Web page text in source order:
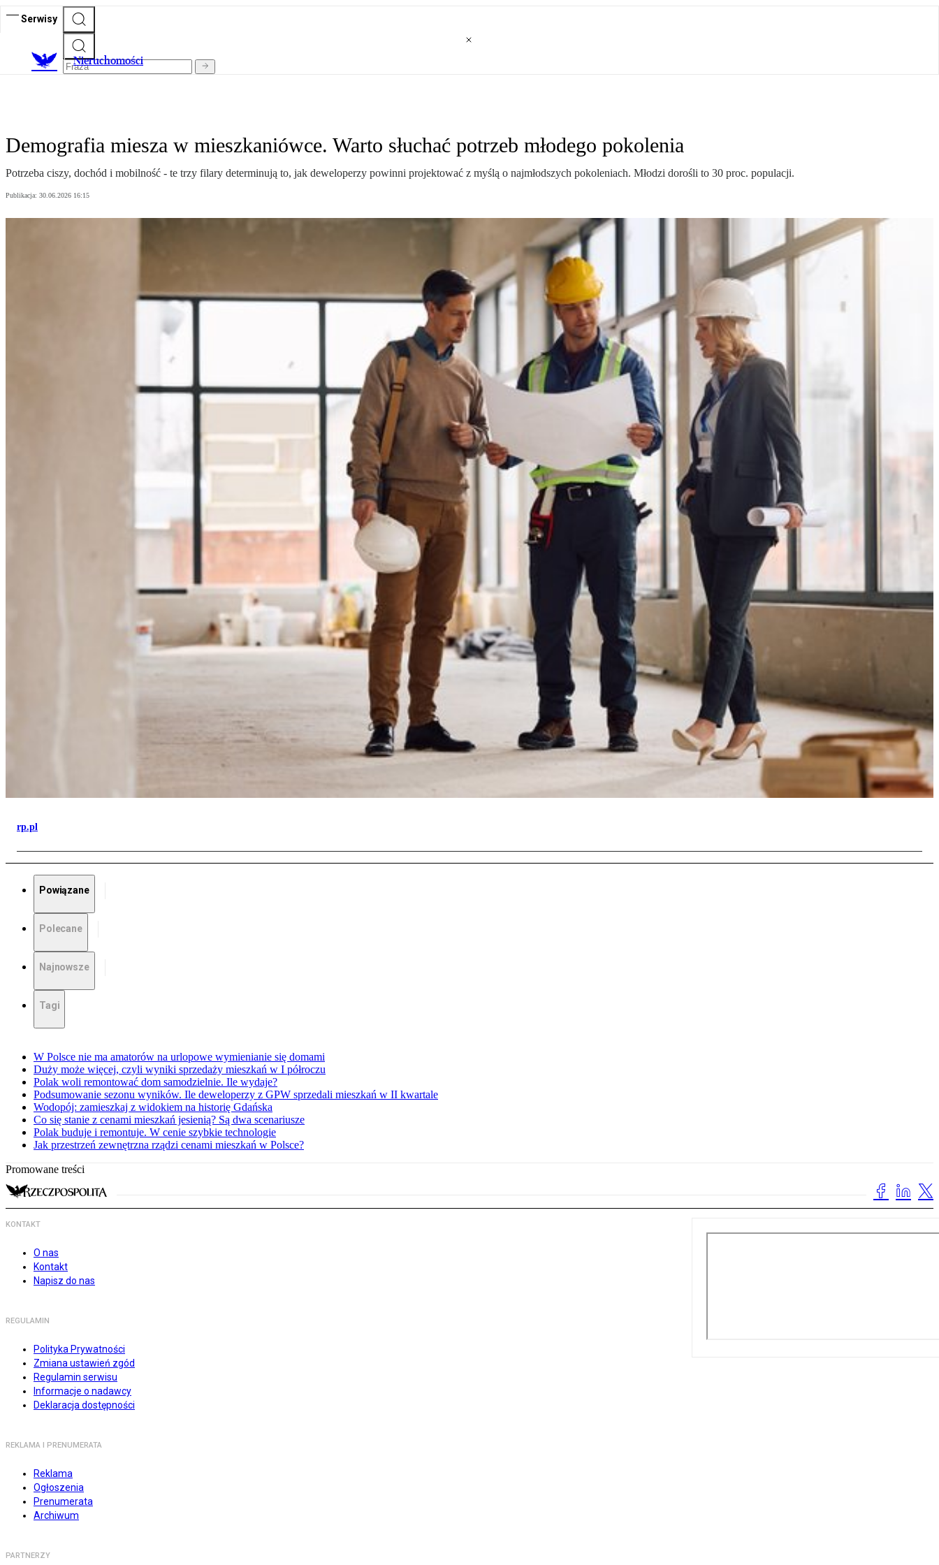
Serwisy
Nieruchomości
Demografia miesza w mieszkaniówce. Warto słuchać potrzeb młodego pokolenia
Potrzeba ciszy, dochód i mobilność - te trzy filary determinują to, jak deweloperzy powinni projektować z myślą o najmłodszych pokoleniach. Młodzi dorośli to 30 proc. populacji.
Publikacja: 30.06.2026 16:15
rp.pl
Powiązane
Polecane
Najnowsze
Tagi
W Polsce nie ma amatorów na urlopowe wymienianie się domami
Duży może więcej, czyli wyniki sprzedaży mieszkań w I półroczu
Polak woli remontować dom samodzielnie. Ile wydaje?
Podsumowanie sezonu wyników. Ile deweloperzy z GPW sprzedali mieszkań w II kwartale
Wodopój: zamieszkaj z widokiem na historię Gdańska
Co się stanie z cenami mieszkań jesienią? Są dwa scenariusze
Polak buduje i remontuje. W cenie szybkie technologie
Jak przestrzeń zewnętrzna rządzi cenami mieszkań w Polsce?
Promowane treści
KONTAKT
O nas
Kontakt
Napisz do nas
REGULAMIN
Polityka Prywatności
Zmiana ustawień zgód
Regulamin serwisu
Informacje o nadawcy
Deklaracja dostępności
REKLAMA I PRENUMERATA
Reklama
Ogłoszenia
Prenumerata
Archiwum
PARTNERZY